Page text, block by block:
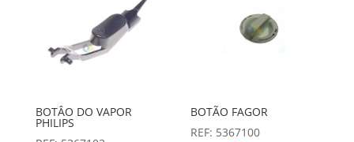
BOTÂO DO VAPOR
PHILIPS
BOTÃO FAGOR
REF: 5367100